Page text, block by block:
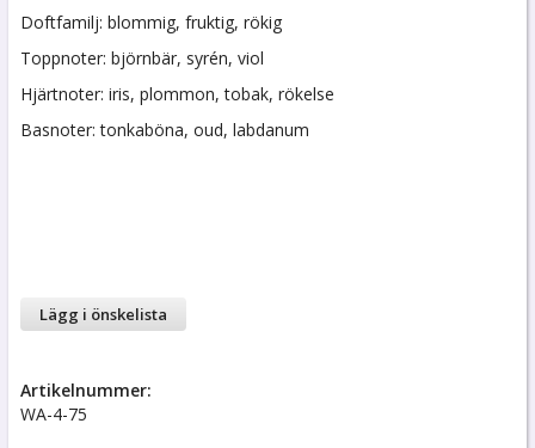
Doftfamilj: blommig, fruktig, rökig
Toppnoter: björnbär, syrén, viol
Hjärtnoter: iris, plommon, tobak, rökelse
Basnoter: tonkaböna, oud, labdanum
Lägg i önskelista
Artikelnummer:
WA-4-75